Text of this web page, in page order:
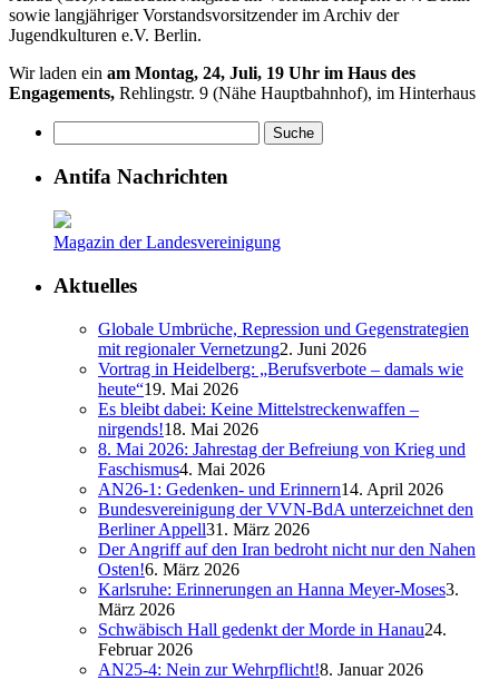
sowie langjähriger Vorstandsvorsitzender im Archiv der
Jugendkulturen e.V. Berlin.
Wir laden ein am Montag, 24, Juli, 19 Uhr im Haus des
Engagements, Rehlingstr. 9 (Nähe Hauptbahnhof), im Hinterhaus
Antifa Nachrichten
Magazin der Landesvereinigung
Aktuelles
Globale Umbrüche, Repression und Gegenstrategien
mit regionaler Vernetzung2. Juni 2026
Vortrag in Heidelberg: „Berufsverbote – damals wie
heute“19. Mai 2026
Es bleibt dabei: Keine Mittelstreckenwaffen –
nirgends!18. Mai 2026
8. Mai 2026: Jahrestag der Befreiung von Krieg und
Faschismus4. Mai 2026
AN26-1: Gedenken- und Erinnern14. April 2026
Bundesvereinigung der VVN-BdA unterzeichnet den
Berliner Appell31. März 2026
Der Angriff auf den Iran bedroht nicht nur den Nahen
Osten!6. März 2026
Karlsruhe: Erinnerungen an Hanna Meyer-Moses3.
März 2026
Schwäbisch Hall gedenkt der Morde in Hanau24.
Februar 2026
AN25-4: Nein zur Wehrpflicht!8. Januar 2026